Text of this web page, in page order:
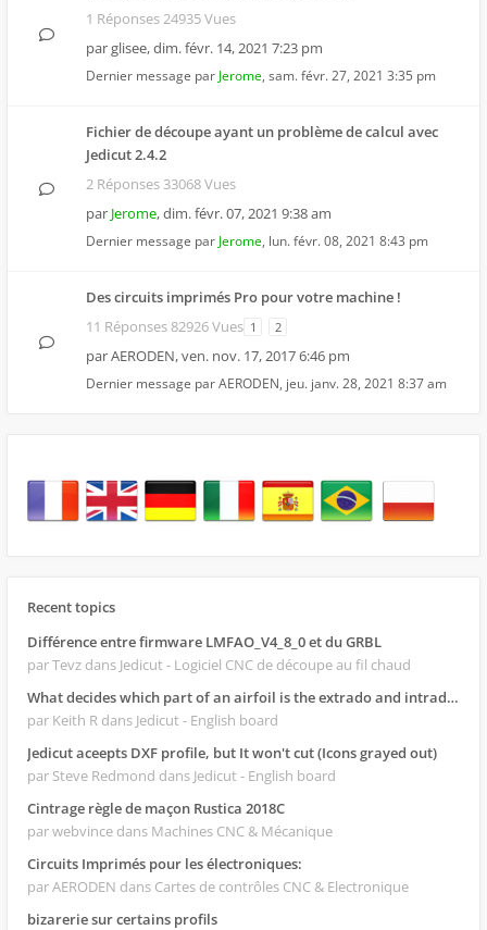
1 Réponses 24935 Vues
parglisee,dim. févr. 14, 2021 7:23 pm
Dernier message par Jerome, sam. févr. 27, 2021 3:35 pm
Fichier de découpe ayant un problème de calcul avec
Jedicut 2.4.2
2 Réponses 33068 Vues
par Jerome,dim. févr. 07, 2021 9:38 am
Dernier message par Jerome, lun. févr. 08, 2021 8:43 pm
Des circuits imprimés Pro pour votre machine !
11 Réponses 82926 Vues 1 2
parAERODEN,ven. nov. 17, 2017 6:46 pm
Dernier message parAERODEN, jeu. janv. 28, 2021 8:37 am
Recent topics
Différence entre firmware LMFAO_V4_8_0 et du GRBL
par Tevz dans Jedicut - Logiciel CNC de découpe au fil chaud
What decides which part of an airfoil is the extrado and intrado?
par Keith R dans Jedicut - English board
Jedicut aceepts DXF profile, but It won't cut (Icons grayed out)
par Steve Redmond dans Jedicut - English board
Cintrage règle de maçon Rustica 2018C
par webvince dans Machines CNC & Mécanique
Circuits Imprimés pour les électroniques:
par AERODEN dans Cartes de contrôles CNC & Electronique
bizarerie sur certains profils